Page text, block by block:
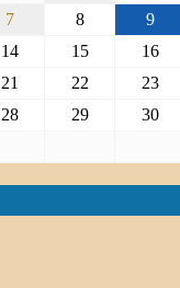
7 8
9
14 15
16
21 22
23
28 29
30